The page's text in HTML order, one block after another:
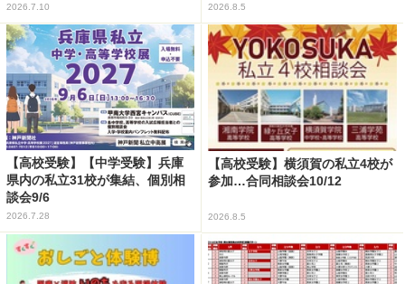
2026.7.10 2026.8.5
【高校受験】【中学受験】兵庫
県内の私立31校が集結、個別相
談会9/6
2026.7.28
【高校受験】横須賀の私立4校が
参加…合同相談会10/12
2026.8.5